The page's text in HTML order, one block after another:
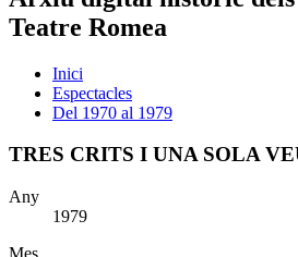
Teatre Romea
Inici
Espectacles
Del 1970 al 1979
TRES CRITS I UNA SOLA
Any
1979
Mes